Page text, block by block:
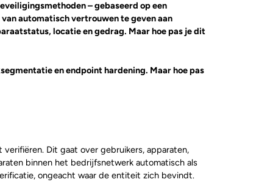
– gebaseerd op een
automatisch vertrouwen te geven aan
locatie en gedrag. Maar hoe pas je dit
en endpoint hardening. Maar hoe pas
Dit gaat over gebruikers, apparaten,
binnen het bedrijfsnetwerk automatisch als
ongeacht waar de entiteit zich bevindt.